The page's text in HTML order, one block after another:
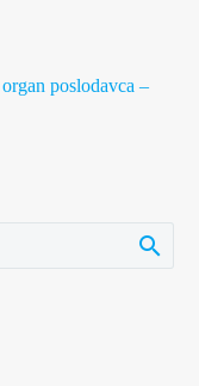
poslodavca –